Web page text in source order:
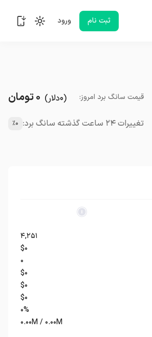
ثبت نام ورود
قیمت سانگ برد امروز:
(۰دلار) ۰تومان
تغییرات ۲۴ ساعت گذشته سانگ برد: ٪۰
۴,۲۵۱
$۰
۰
$۰
$۰
$۰
۰%
۰.۰۰M / ۰.۰۰M